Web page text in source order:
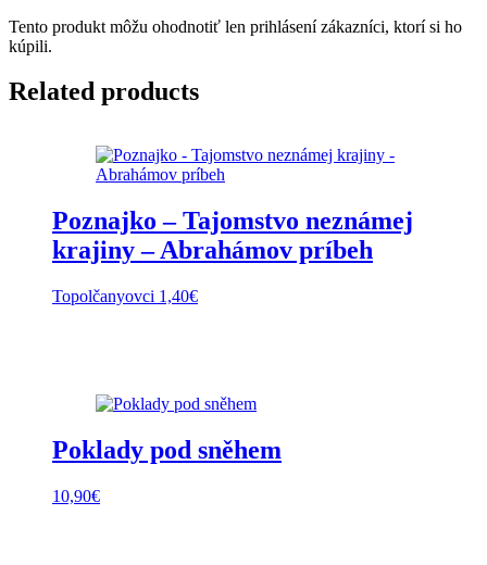
Tento produkt môžu ohodnotiť len prihlásení zákazníci, ktorí si ho
kúpili.
Related products
Poznajko – Tajomstvo neznámej
krajiny – Abrahámov príbeh
Topolčanyovci 1,40€
Poklady pod sněhem
10,90€